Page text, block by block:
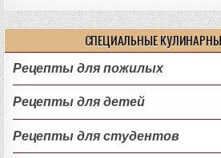
СПЕЦИАЛЬНЫЕ
Рецепты для пожилых
Рецепты для детей
Рецепты для студентов